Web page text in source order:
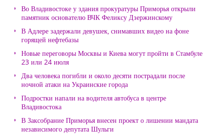
Во Владивостоке у здания прокуратуры Приморья открыли
памятник основателю ВЧК Феликсу Дзержинскому
В Адлере задержали девушек, снимавших видео на фоне
горящей нефтебазы
Новые переговоры Москвы и Киева могут пройти в Стамбуле
23 или 24 июля
Два человека погибли и около десяти пострадали после
ночной атаки на Украинские города
Подростки напали на водителя автобуса в центре
Владивостока
В Заксобрание Приморья внесен проект о лишении мандата
независимого депутата Шульги